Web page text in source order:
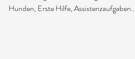
Hunden, Erste Hilfe,